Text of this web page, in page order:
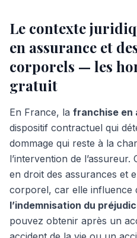
Le contexte
en assurance et
corporels — les
gratuit
En France, la franchise en
dispositif contractuel qui
dommage qui reste à la
l’intervention de
en droit des assurances et
corporel, car elle influence
l’indemnisation du
pouvez obtenir après un